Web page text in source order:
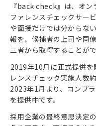
『back check』は、オ
ファレンスチェックサー
や面接だけでは分からな
報を、候補者の上司や同
三者から取得することがで
⁠2019年10月に正式提供
レンスチェック実施人数
2023年1月より、コンプ
を提供中です。
採用企業の最終意思決定